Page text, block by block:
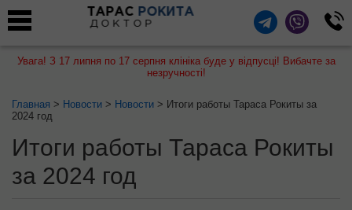
ТАРАС РОКИТА
ДОКТОР
Увага! З 17 липня по 17 серпня клініка буде у відпусці! Вибачте за
незручності!
Главная > Новости > Новости > Итоги работы Тараса Рокиты за
2024 год
Итоги работы Тараса Рокиты
за 2024 год